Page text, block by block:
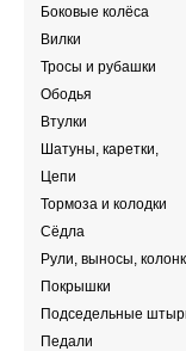
Боковые колёса
Вилки
Тросы и рубашки
Ободья
Втулки
Шатуны, каретки,
передние звезды
Цепи
Тормоза и колодки
Сёдла
Рули, выносы,
Покрышки
Подседельные
хомуты
Педали